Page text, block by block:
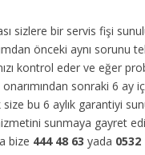
sizlere bir servis fişi
önceki aynı sorunu
kontrol eder ve eğer
onarımından sonraki 6
bu 6 aylık garantiyi
sunmaya gayret
bize 444 48 63 yada 0532